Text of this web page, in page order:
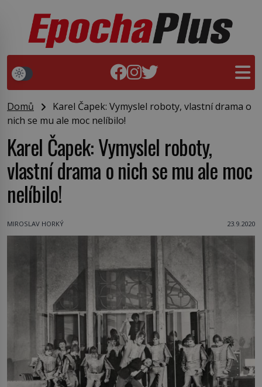
Domů
Karel Čapek: Vymyslel roboty, vlastní drama o
nich se mu ale moc nelíbilo!
Karel Čapek: Vymyslel roboty,
vlastní drama o nich se mu ale moc
nelíbilo!
MIROSLAV HORKÝ 23.9.2020